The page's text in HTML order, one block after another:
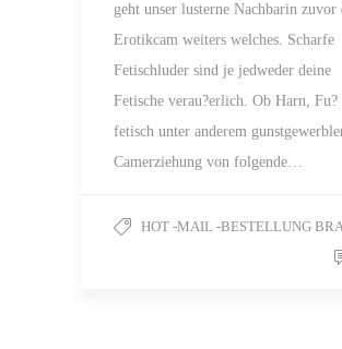
geht unser lusterne Nachbarin zuvor
Erotikcam weiters welches. Scharfe
Fetischluder sind je jedweder deine
Fetische verau?erlich. Ob Harn, Fu?
fetisch unter anderem
Camerziehung von folgende…
HOT -MAIL -BESTELLUNG